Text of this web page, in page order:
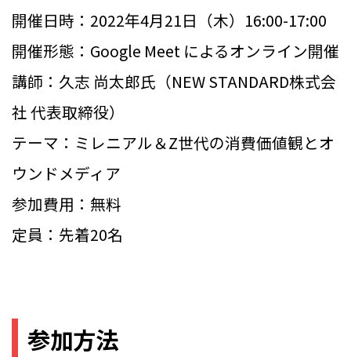
開催日時：2022年4月21日（木）16:00-17:00
開催形態：Google Meet によるオンライン開催
講師：久志 尚太郎氏（NEW STANDARD株式会
社 代表取締役）
テーマ：ミレニアル＆Z世代の消費価値観とオ
ウンドメディア
参加費用：無料
定員：先着20名
参加方法